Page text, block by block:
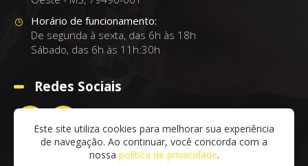
Horário de funcionamento:
De segunda à sexta, das 6h às 18h
Sábado, das 6h às 11h:30h
Redes Sociais
Este site utiliza cookies para melhorar sua experiência
de navegação. Ao continuar, você concorda com a
nossa política de privacidade.